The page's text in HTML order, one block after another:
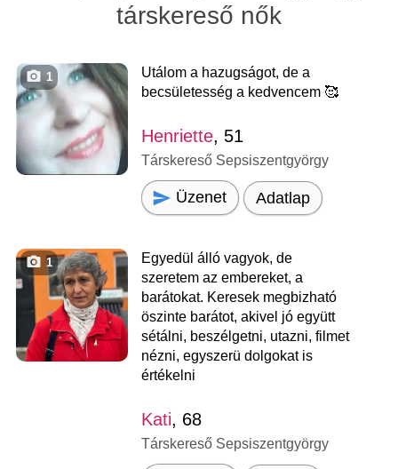
társkereső nők
1
Utálom a hazugságot, de a
becsületesség a kedvencem 🥰
Henriette, 51
Társkereső Sepsiszentgyörgy
Üzenet Adatlap
1
Egyedül álló vagyok, de
szeretem az embereket, a
barátokat. Keresek megbizható
öszinte barátot, akivel jó együtt
sétálni, beszélgetni, utazni, filmet
nézni, egyszerü dolgokat is
értékelni
Kati, 68
Társkereső Sepsiszentgyörgy